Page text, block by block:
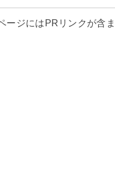
ージにはPRリンクが含